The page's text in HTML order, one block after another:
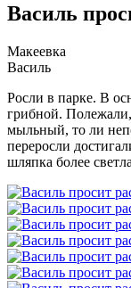
Василь
Макеевка
Василь
Росли в парке. В
грибной. Полежали,
мыльный, то ли
переросли
шляпка более